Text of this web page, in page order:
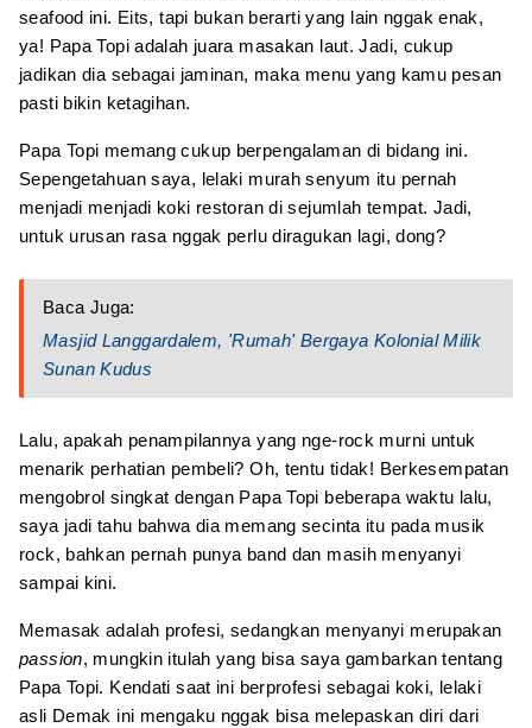
seafood ini. Eits, tapi bukan berarti yang lain nggak enak,
ya! Papa Topi adalah juara masakan laut. Jadi, cukup
jadikan dia sebagai jaminan, maka menu yang kamu pesan
pasti bikin ketagihan.
Papa Topi memang cukup berpengalaman di bidang ini.
Sepengetahuan saya, lelaki murah senyum itu pernah
menjadi menjadi koki restoran di sejumlah tempat. Jadi,
untuk urusan rasa nggak perlu diragukan lagi, dong?
Baca Juga:
Masjid Langgardalem, 'Rumah' Bergaya Kolonial Milik
Sunan Kudus
Lalu, apakah penampilannya yang nge-rock murni untuk
menarik perhatian pembeli? Oh, tentu tidak! Berkesempatan
mengobrol singkat dengan Papa Topi beberapa waktu lalu,
saya jadi tahu bahwa dia memang secinta itu pada musik
rock, bahkan pernah punya band dan masih menyanyi
sampai kini.
Memasak adalah profesi, sedangkan menyanyi merupakan
passion, mungkin itulah yang bisa saya gambarkan tentang
Papa Topi. Kendati saat ini berprofesi sebagai koki, lelaki
asli Demak ini mengaku nggak bisa melepaskan diri dari